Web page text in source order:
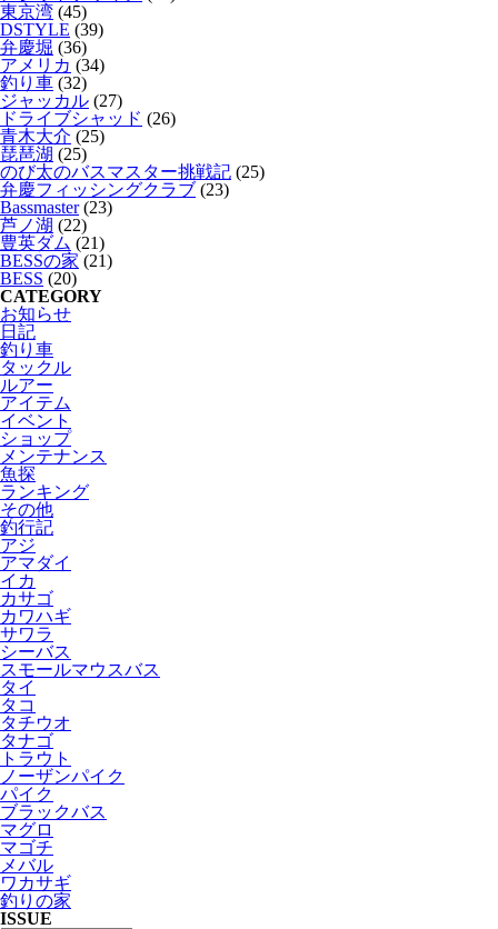
東京湾 (45)
DSTYLE (39)
弁慶堀 (36)
アメリカ (34)
釣り車 (32)
ジャッカル (27)
ドライブシャッド (26)
青木大介 (25)
琵琶湖 (25)
のび太のバスマスター挑戦記 (25)
弁慶フィッシングクラブ (23)
Bassmaster(23)
芦ノ湖 (22)
豊英ダム (21)
BESSの家 (21)
BESS (20)
CATEGORY
お知らせ
日記
釣り車
タックル
ルアー
アイテム
イベント
ショップ
メンテナンス
魚探
ランキング
その他
釣行記
アジ
アマダイ
イカ
カサゴ
カワハギ
サワラ
シーバス
スモールマウスバス
タイ
タコ
タチウオ
タナゴ
トラウト
ノーザンパイク
パイク
ブラックバス
マグロ
マゴチ
メバル
ワカサギ
釣りの家
ISSUE